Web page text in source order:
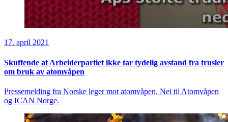
17. april 2021
Skuffende at Arbeiderpartiet ikke tar tydelig avstand fra trusler
om bruk av atomvåpen
Pressemelding fra Norske leger mot atomvåpen, Nei til Atomvåpen
og ICAN Norge.